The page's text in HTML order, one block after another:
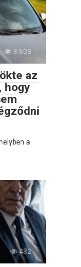
3 603
az
hogy
a
482